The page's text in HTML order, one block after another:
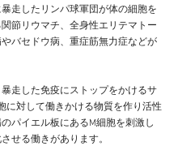
走したリンパ球軍団が体の細胞を
節リウマチ、全身性エリテマトー
バセドウ病、重症筋無力症などが
走した免疫にストップをかけるサ
に対して働きかける物質を作り活性
パイエル板にあるM細胞を刺激し
せる働きがあります。